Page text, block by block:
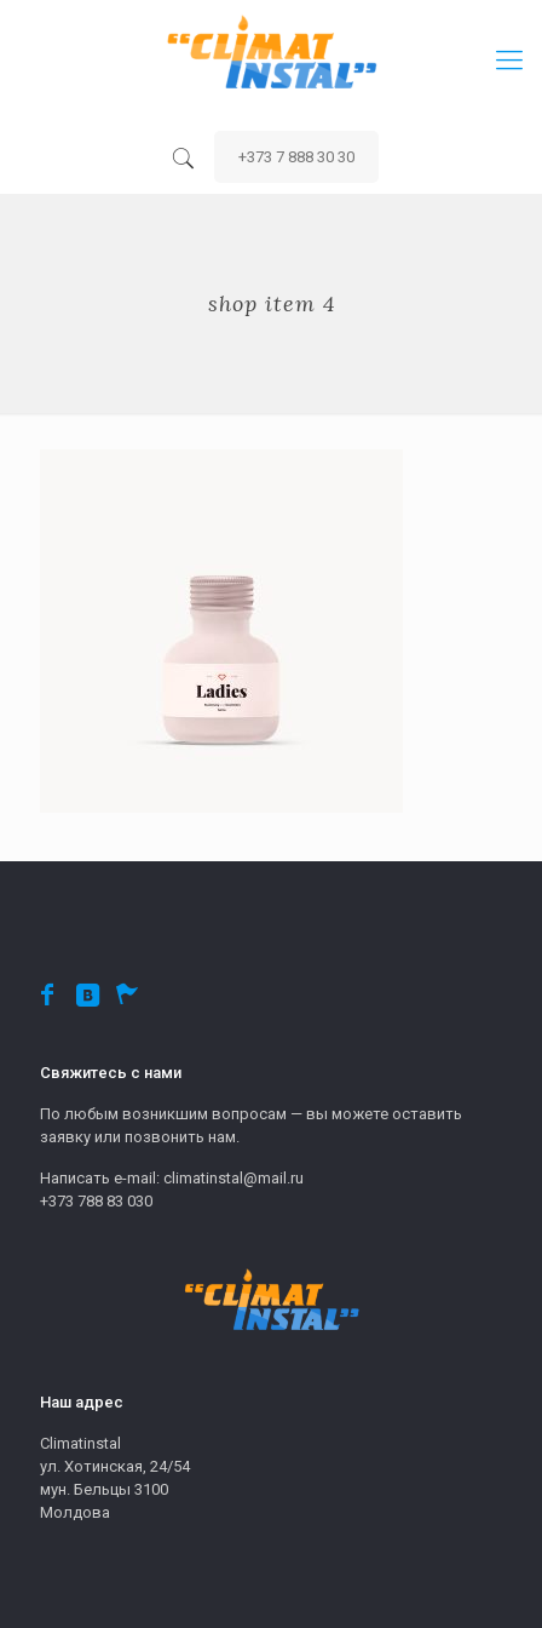
+373 7 888 30 30
shop item 4
Свяжитесь с нами
По любым возникшим вопросам — вы можете оставить
заявку или позвонить нам.
Написать e-mail: climatinstal@mail.ru
+373 788 83 030
Наш адрес
Climatinstal
ул. Хотинская, 24/54
мун. Бельцы 3100
Молдова